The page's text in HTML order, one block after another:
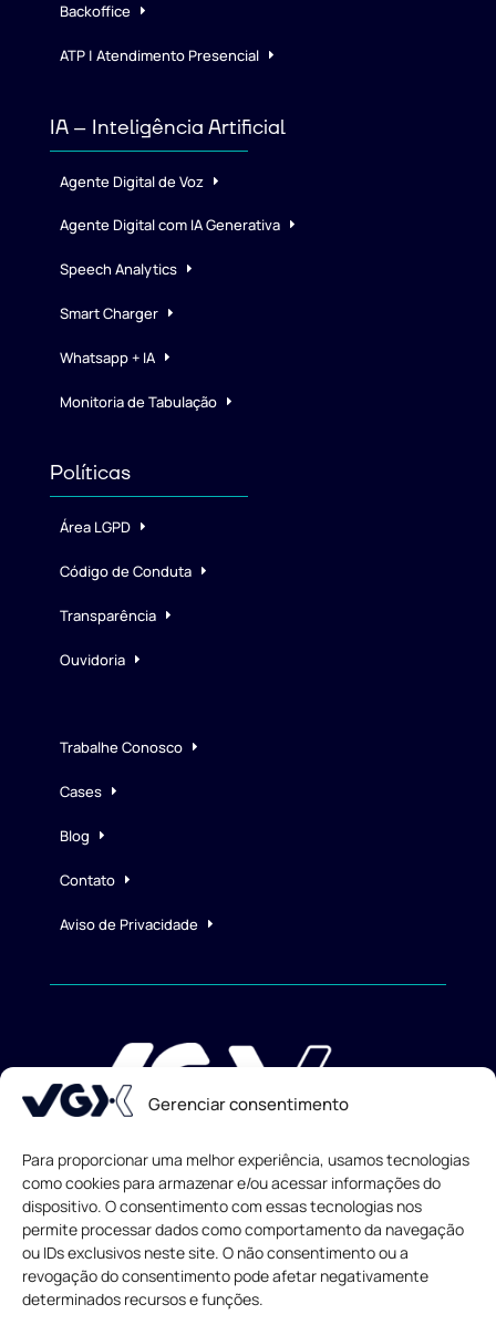
Gerenciar consentimento
Para proporcionar uma melhor experiência, usamos tecnologias
como cookies para armazenar e/ou acessar informações do
dispositivo. O consentimento com essas tecnologias nos
permite processar dados como comportamento da navegação
ou IDs exclusivos neste site. O não consentimento ou a
revogação do consentimento pode afetar negativamente
determinados recursos e funções.
Backoffice
ATP | Atendimento Presencial
IA – Inteligência Artificial
Agente Digital de Voz
Agente Digital com IA Generativa
Speech Analytics
Smart Charger
Whatsapp + IA
Monitoria de Tabulação
Políticas
Área LGPD
Código de Conduta
Transparência
Ouvidoria
Trabalhe Conosco
Cases
Blog
Contato
Aviso de Privacidade
Todos os direitos reservados© 2013-2026